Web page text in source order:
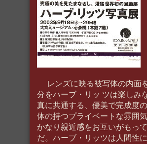
レンズに映る被写体の内面
分をハーブ・リッ ツは楽しみ
真に共通する、優美で完成度
体の持つプライベートな雰囲
かなり親近感をお互いがもっ
だ。ハーブ・リッツは人間性